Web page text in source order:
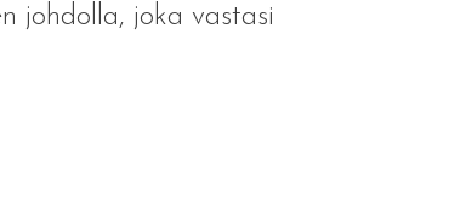
johdolla, joka vastasi